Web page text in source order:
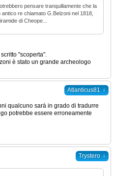
pensare tranquillamente che la
re chiamato G.Belzoni nel 1818,
di Cheope...
"scoperta".
è stato un grande archeologo
Atlanticus81 ↓
qualcuno sarà in grado di tradurre
potrebbe essere erroneamente
Trystero ↓